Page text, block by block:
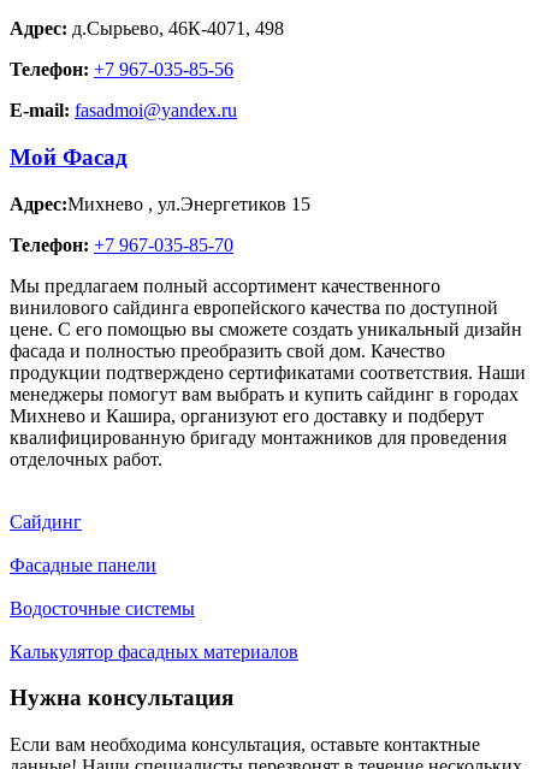
Адрес: д.Сырьево, 46К-4071, 498
Телефон: +7 967-035-85-56
E-mail: fasadmoi@yandex.ru
Мой Фасад
Адрес:Михнево , ул.Энергетиков 15
Телефон: +7 967-035-85-70
Мы предлагаем полный ассортимент качественного
винилового сайдинга европейского качества по доступной
цене. С его помощью вы сможете создать уникальный дизайн
фасада и полностью преобразить свой дом. Качество
продукции подтверждено сертификатами соответствия. Наши
менеджеры помогут вам выбрать и купить сайдинг в городах
Михнево и Кашира, организуют его доставку и подберут
квалифицированную бригаду монтажников для проведения
отделочных работ.
Сайдинг
Фасадные панели
Водосточные системы
Калькулятор фасадных материалов
Нужна консультация
Если вам необходима консультация, оставьте контактные